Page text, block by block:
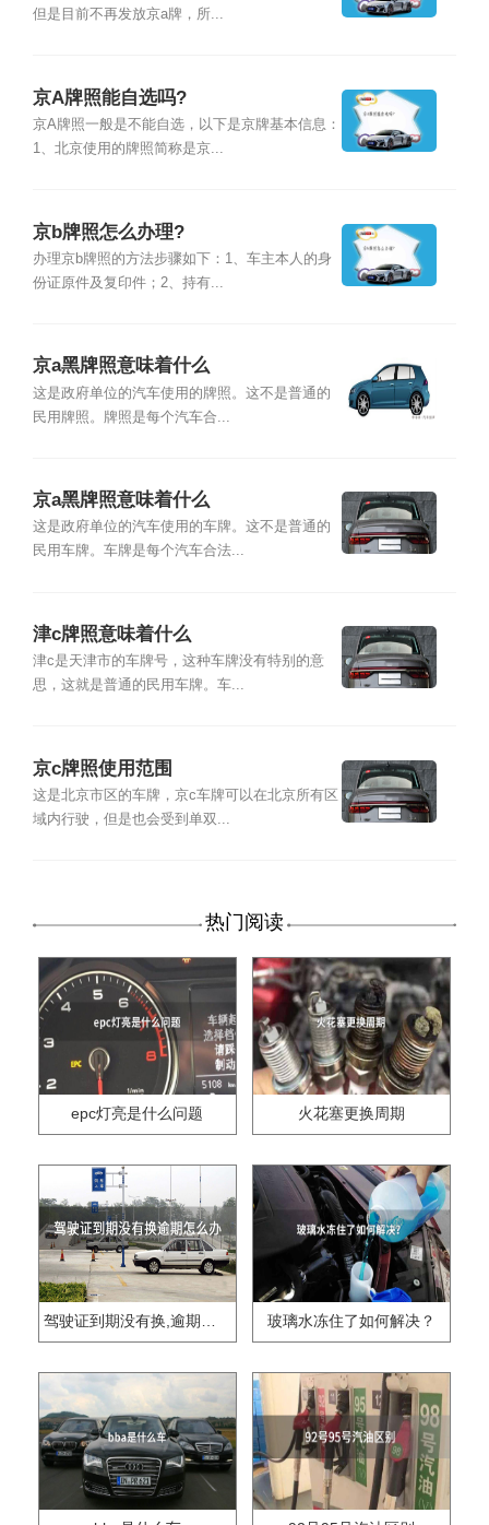
但是目前不再发放京a牌，所...
京A牌照能自选吗?
京A牌照一般是不能自选，以下是京牌基本信息：
1、北京使用的牌照简称是京...
京b牌照怎么办理?
办理京b牌照的方法步骤如下：1、车主本人的身
份证原件及复印件；2、持有...
京a黑牌照意味着什么
这是政府单位的汽车使用的牌照。这不是普通的
民用牌照。牌照是每个汽车合...
京a黑牌照意味着什么
这是政府单位的汽车使用的车牌。这不是普通的
民用车牌。车牌是每个汽车合法...
津c牌照意味着什么
津c是天津市的车牌号，这种车牌没有特别的意
思，这就是普通的民用车牌。车...
京c牌照使用范围
这是北京市区的车牌，京c车牌可以在北京所有区
域内行驶，但是也会受到单双...
热门阅读
epc灯亮是什么问题 火花塞更换周期
驾驶证到期没有换,逾期怎么办?? 玻璃水冻住了如何解决？